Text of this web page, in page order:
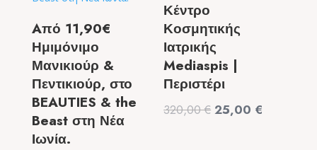
Aπό 11,90€
Ημιμόνιμο
Μανικιούρ &
Πεντικιούρ, στο
BEAUTIES & the
Beast στη Νέα
Ιωνία.
Κέντρο
Κοσμητικής
Ιατρικής
Mediaspis |
Περιστέρι
320,00€ Original
25,00 €